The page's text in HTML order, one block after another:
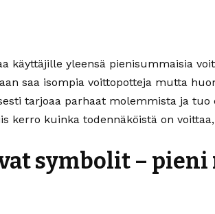
käyttäjille yleensä pienisummaisia
saa isompia voittopotteja mutta
tarjoaa parhaat molemmista ja tuo
kerro kuinka todennäköistä on
symbolit –